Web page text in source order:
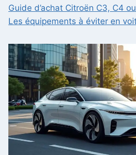
Guide d’achat Citroën C3, C4
Les équipements à éviter en